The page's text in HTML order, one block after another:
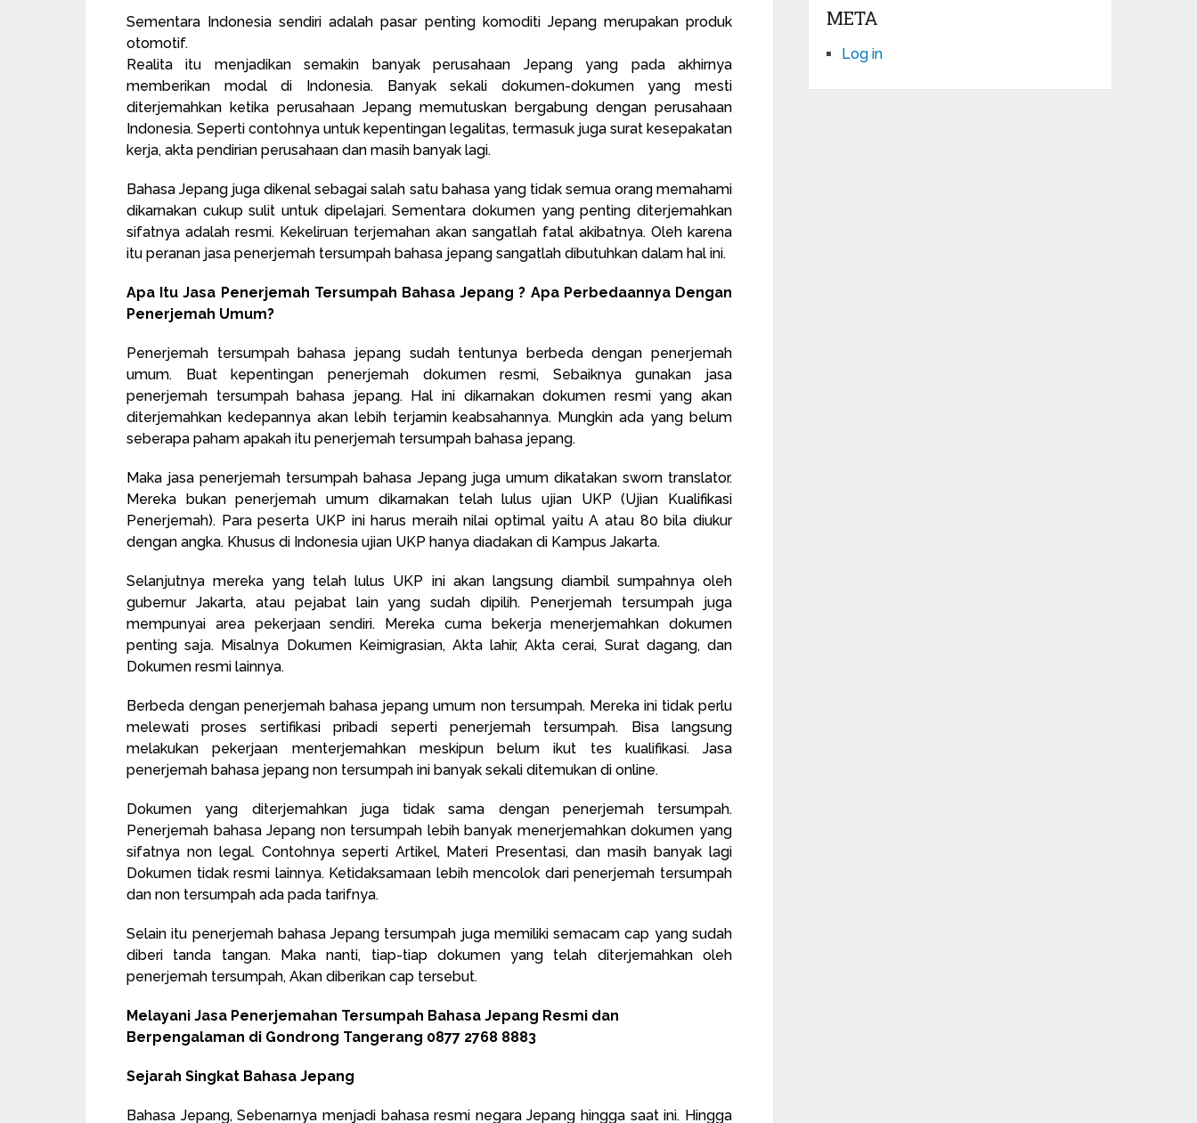
Sementara Indonesia sendiri adalah pasar penting komoditiJepang merupakan produk
otomotif.
Realita itu menjadikan semakin banyak perusahaan Jepang yang pada akhirnya
memberikan modal di Indonesia. Banyak sekali dokumen-dokumen yang mesti
diterjemahkan ketika perusahaan Jepang memutuskan bergabung dengan perusahaan
Indonesia. Seperti contohnya untuk kepentingan legalitas, termasuk juga surat kesepakatan
kerja, akta pendirian perusahaan dan masih banyak lagi.
Bahasa Jepang juga dikenal sebagai salah satu bahasa yang tidak semua orang memahami
dikarnakan cukup sulit untuk dipelajari. Sementara dokumen yang penting diterjemahkan
sifatnya adalah resmi. Kekeliruan terjemahan akan sangatlah fatal akibatnya. Oleh karena
itu peranan jasa penerjemah tersumpah bahasa jepang sangatlah dibutuhkan dalam hal ini.
Apa Itu Jasa Penerjemah Tersumpah Bahasa Jepang ? Apa Perbedaannya Dengan
Penerjemah Umum?
Penerjemah tersumpah bahasa jepang sudah tentunya berbeda dengan penerjemah
umum. Buat kepentingan penerjemah dokumen resmi, Sebaiknya gunakan jasa
penerjemah tersumpah bahasa jepang. Hal ini dikarnakan dokumen resmi yang akan
diterjemahkan kedepannya akan lebih terjamin keabsahannya. Mungkin ada yang belum
seberapa paham apakah itu penerjemah tersumpah bahasa jepang.
Maka jasa penerjemah tersumpah bahasa Jepang juga umum dikatakan sworn translator.
Mereka bukan penerjemah umum dikarnakan telah lulus ujian UKP (Ujian Kualifikasi
Penerjemah). Para peserta UKP ini harus meraih nilai optimal yaitu A atau 80 bila diukur
dengan angka. Khusus di Indonesia ujian UKP hanya diadakan di Kampus Jakarta.
Selanjutnya mereka yang telah lulus UKP ini akan langsung diambil sumpahnya oleh
gubernur Jakarta, atau pejabat lain yang sudah dipilih. Penerjemah tersumpah juga
mempunyai area pekerjaan sendiri. Mereka cuma bekerja menerjemahkan dokumen
penting saja. Misalnya Dokumen Keimigrasian, Akta lahir, Akta cerai, Surat dagang, dan
Dokumen resmi lainnya.
Berbeda dengan penerjemah bahasa jepang umum non tersumpah. Mereka ini tidak perlu
melewati proses sertifikasi pribadi seperti penerjemah tersumpah. Bisa langsung
melakukan pekerjaan menterjemahkan meskipun belum ikut tes kualifikasi. Jasa
penerjemah bahasa jepang non tersumpah ini banyak sekali ditemukan di online.
Dokumen yang diterjemahkan juga tidak sama dengan penerjemah tersumpah.
Penerjemah bahasa Jepang non tersumpah lebih banyak menerjemahkan dokumen yang
sifatnya non legal. Contohnya seperti Artikel, Materi Presentasi, dan masih banyak lagi
Dokumen tidak resmi lainnya. Ketidaksamaan lebih mencolok dari penerjemah tersumpah
dan non tersumpah ada pada tarifnya.
Selain itu penerjemah bahasa Jepang tersumpah juga memiliki semacam cap yang sudah
diberi tanda tangan. Maka nanti, tiap-tiap dokumen yang telah diterjemahkan oleh
penerjemah tersumpah, Akan diberikan cap tersebut.
Melayani Jasa Penerjemahan Tersumpah Bahasa Jepang Resmi dan
Berpengalaman di Gondrong Tangerang 0877 2768 8883
Sejarah Singkat Bahasa Jepang
Bahasa Jepang, Sebenarnya menjadi bahasa resmi negara Jepang hingga saat ini. Hingga
META
Log in